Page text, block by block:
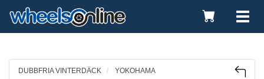
Toggle
Cart
DUBBFRIA VINTERDÄCK
YOKOHAMA